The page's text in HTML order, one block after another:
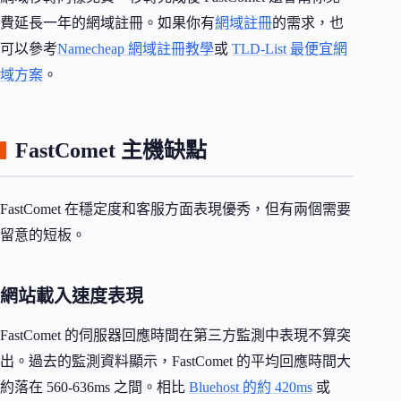
費延長一年的網域註冊。如果你有網域註冊的需求，也
可以參考Namecheap 網域註冊教學或 TLD-List 最便宜網
域方案 。
FastComet 主機缺點
FastComet 在穩定度和客服方面表現優秀，但有兩個需要
留意的短板。
網站載入速度表現
FastComet 的伺服器回應時間在第三方監測中表現不算突
出。過去的監測資料顯示，FastComet 的平均回應時間大
約落在 560-636ms 之間。相比 Bluehost 的約 420ms 或